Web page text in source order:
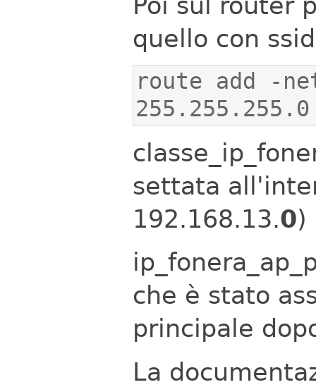
quello con
route add -
settata
192.168.13.0)
che è stato
principale
La